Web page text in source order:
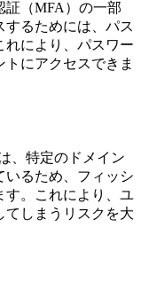
証（MFA）の一部
するためには、パス
れにより、パスワー
トにアクセスできま
、特定のドメイン
いるため、フィッシ
す。これにより、ユ
てしまうリスクを大